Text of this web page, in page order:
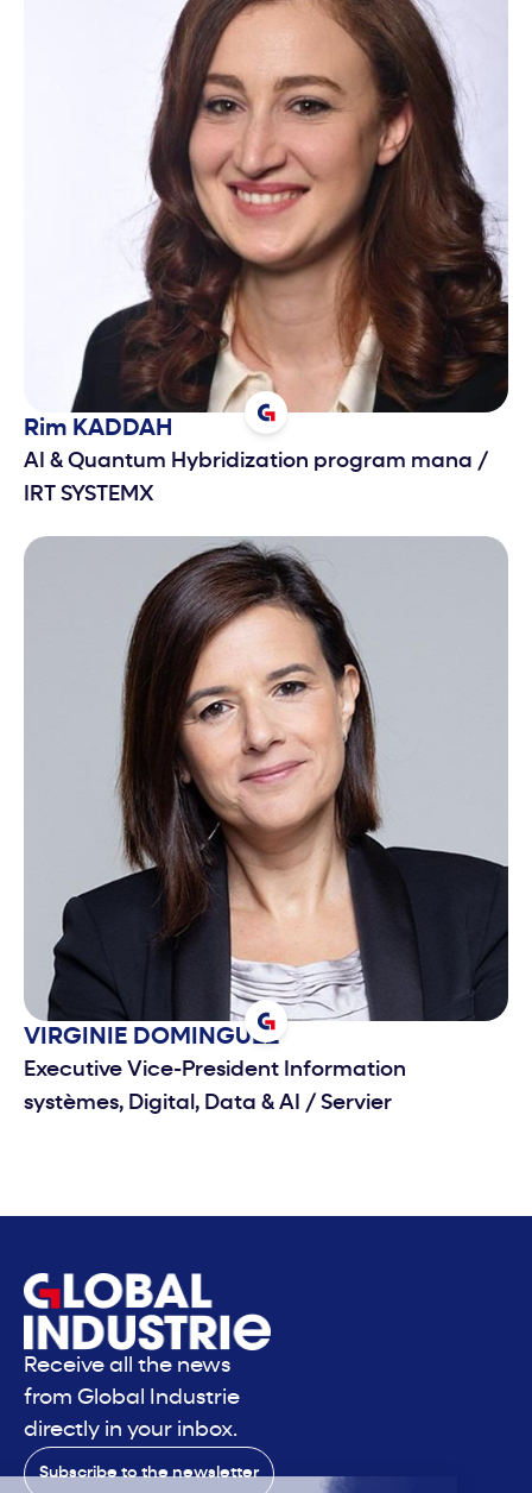
Rim KADDAH
AI ​& Quantum Hybridization program mana /
IRT SYSTEMX
VIRGINIE DOMINGUEZ
Executive Vice-President Information
systèmes, Digital, Data & AI / Servier
Receive all the news
from Global Industrie
directly in your inbox.
Subscribe to the newsletter